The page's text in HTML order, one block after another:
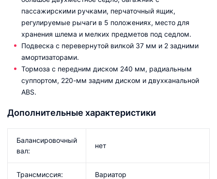
пассажирскими ручками, перчаточный ящик,
регулируемые рычаги в 5 положениях, место для
хранения шлема и мелких предметов под седлом.
Подвеска с перевернутой вилкой 37 мм и 2 задними
амортизаторами.
Тормоза с передним диском 240 мм, радиальным
суппортом, 220-мм задним диском и двухканальной
ABS.
Дополнительные характеристики
Балансировочный
вал:
нет
Трансмиссия: Вариатор